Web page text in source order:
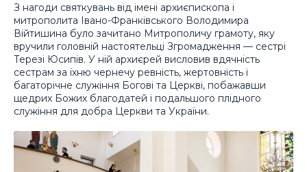
З нагоди святкувань від імені архиєпископа і
митрополита Івано-Франківського Володимира
Війтишина було зачитано Митрополичу грамоту, яку
вручили головній настоятельці Згромадження — сестрі
Терезі Юсипів. У ній архиєрей висловив вдячність
сестрам за їхню чернечу ревність, жертовність і
багаторічне служіння Богові та Церкві, побажавши
щедрих Божих благодатей і подальшого плідного
служіння для добра Церкви та України.